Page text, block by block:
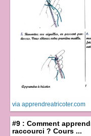
via apprendreatricoter.com
#9 : Comment
raccourci ? Cours ...